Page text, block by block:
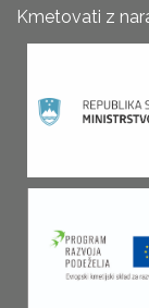
Kmetovati z